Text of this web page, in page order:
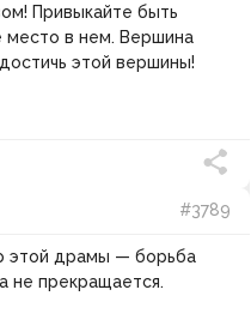
Привыкайте быть
место в нем. Вершина
этой вершины!
#3789
этой драмы — борьба
не прекращается.